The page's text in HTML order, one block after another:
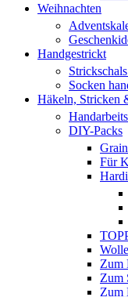
Weihnachten
Handgestrickt
Socken
Häkeln, Stricken
DIY-Packs
Für
Zum
Zum
Zum